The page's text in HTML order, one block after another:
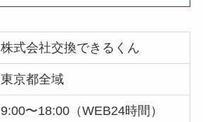
株式会社交換できるくん
東京都全域
9:00〜18:00（WEB24時間）